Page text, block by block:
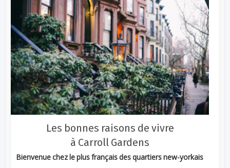
Les bonnes raisons de vivre
à Carroll Gardens
Bienvenue chez le plus français des quartiers new-yorkais